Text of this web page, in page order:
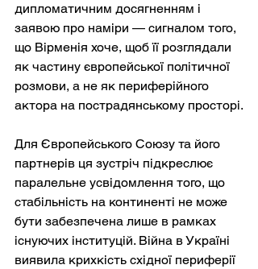
дипломатичним досягненням і
заявою про наміри — сигналом того,
що Вірменія хоче, щоб її розглядали
як частину європейської політичної
розмови, а не як периферійного
актора на пострадянському просторі.
Для Європейського Союзу та його
партнерів ця зустріч підкреслює
паралельне усвідомлення того, що
стабільність на континенті не може
бути забезпечена лише в рамках
існуючих інституцій. Війна в Україні
виявила крихкість східної периферії